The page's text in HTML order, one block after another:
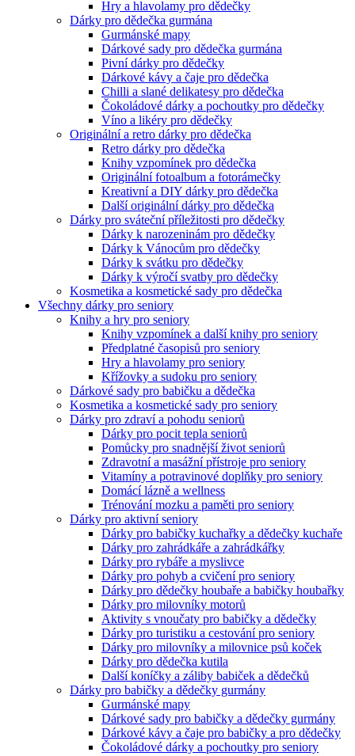
Hry a hlavolamy pro dědečky
Dárky pro dědečka gurmána
Gurmánské mapy
Dárkové sady pro dědečka gurmána
Pivní dárky pro dědečky
Dárkové kávy a čaje pro dědečka
Chilli a slané delikatesy pro dědečka
Čokoládové dárky a pochoutky pro dědečky
Víno a likéry pro dědečky
Originální a retro dárky pro dědečka
Retro dárky pro dědečka
Knihy vzpomínek pro dědečka
Originální fotoalbum a fotorámečky
Kreativní a DIY dárky pro dědečka
Další originální dárky pro dědečka
Dárky pro sváteční příležitosti pro dědečky
Dárky k narozeninám pro dědečky
Dárky k Vánocům pro dědečky
Dárky k svátku pro dědečky
Dárky k výročí svatby pro dědečky
Kosmetika a kosmetické sady pro dědečka
Všechny dárky pro seniory
Knihy a hry pro seniory
Knihy vzpomínek a další knihy pro seniory
Předplatné časopisů pro seniory
Hry a hlavolamy pro seniory
Křížovky a sudoku pro seniory
Dárkové sady pro babičku a dědečka
Kosmetika a kosmetické sady pro seniory
Dárky pro zdraví a pohodu seniorů
Dárky pro pocit tepla seniorů
Pomůcky pro snadnější život seniorů
Zdravotní a masážní přístroje pro seniory
Vitamíny a potravinové doplňky pro seniory
Domácí lázně a wellness
Trénování mozku a paměti pro seniory
Dárky pro aktivní seniory
Dárky pro babičky kuchařky a dědečky kuchaře
Dárky pro zahrádkáře a zahrádkářky
Dárky pro rybáře a myslivce
Dárky pro pohyb a cvičení pro seniory
Dárky pro dědečky houbaře a babičky houbařky
Dárky pro milovníky motorů
Aktivity s vnoučaty pro babičky a dědečky
Dárky pro turistiku a cestování pro seniory
Dárky pro milovníky a milovnice psů koček
Dárky pro dědečka kutila
Další koníčky a záliby babiček a dědečků
Dárky pro babičky a dědečky gurmány
Gurmánské mapy
Dárkové sady pro babičky a dědečky gurmány
Dárkové kávy a čaje pro babičky a pro dědečky
Čokoládové dárky a pochoutky pro seniory